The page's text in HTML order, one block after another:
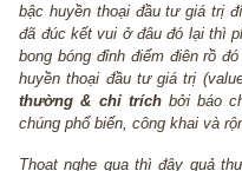
học bất biến về sức
(https://wp.me/pcnhon-1em )
mất mát (bỏ lỡ cơ hội) của
bậc huyền thoại đầu tư giá
đã đúc kết vui ở đâu đó lại
bong bóng đỉnh điểm điên
huyền thoại đầu tư giá trị